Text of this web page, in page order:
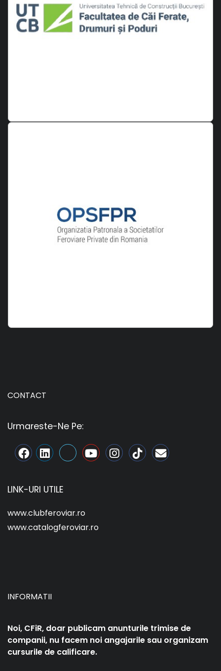
CONTACT
Urmareste-Ne Pe:
LINK-URI UTILE
www.clubferoviar.ro
www.catalogferoviar.ro
INFORMATII
Noi, CFiR, doar publicam anunturile trimise de
companii, nu facem noi angajarile sau organizam
cursurile de calificare.